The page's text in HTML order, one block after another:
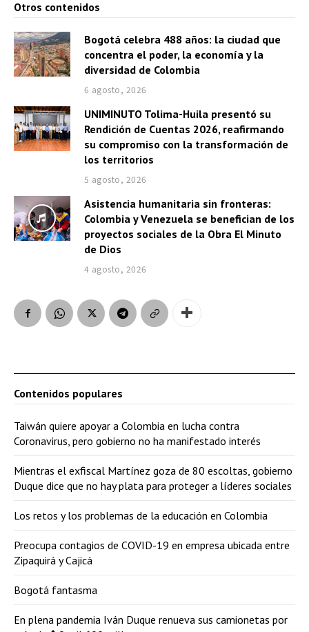
e
u
d
o
Otros contenidos
Bogotá celebra 488 años: la ciudad que
concentra el poder, la economía y la
diversidad de Colombia
6 agosto, 2026
UNIMINUTO Tolima-Huila presentó su
Rendición de Cuentas 2026, reafirmando
su compromiso con la transformación de
los territorios
5 agosto, 2026
Asistencia humanitaria sin fronteras:
Colombia y Venezuela se benefician de los
proyectos sociales de la Obra El Minuto
de Dios
4 agosto, 2026
Contenidos populares
Taiwán quiere apoyar a Colombia en lucha contra
Coronavirus, pero gobierno no ha manifestado interés
Mientras el exfiscal Martínez goza de 80 escoltas, gobierno
Duque dice que no hay plata para proteger a líderes sociales
Los retos y los problemas de la educación en Colombia
Preocupa contagios de COVID-19 en empresa ubicada entre
Zipaquirá y Cajicá
Bogotá fantasma
En plena pandemia Iván Duque renueva sus camionetas por